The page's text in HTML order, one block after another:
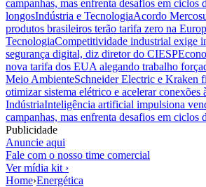
campanhas, mas enfrenta desafios em ciclos
longosIndústria e TecnologiaAcordo
produtos brasileiros terão tarifa zero na
TecnologiaCompetitividade industrial exige
segurança digital, diz diretor do CIESP
nova tarifa dos EUA alegando trabalho
Meio AmbienteSchneider Electric e Kraken
otimizar sistema elétrico e acelerar conexões
IndústriaInteligência artificial impulsiona
campanhas, mas enfrenta desafios em ciclos
Publicidade
Anuncie aqui
Fale com o nosso time comercial
Ver mídia kit ›
Home›Energética